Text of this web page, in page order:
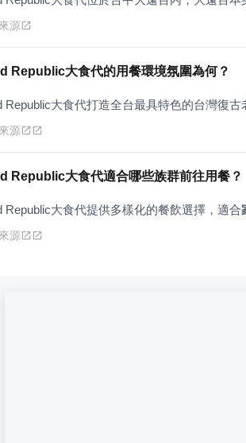
源
Republic大食代的用餐環境氛圍為何？
Republic大食代打造全台最具特色的台灣復古
源
Republic大食代適合哪些族群前往用餐？
Republic大食代提供多樣化的餐飲選擇，適合
源